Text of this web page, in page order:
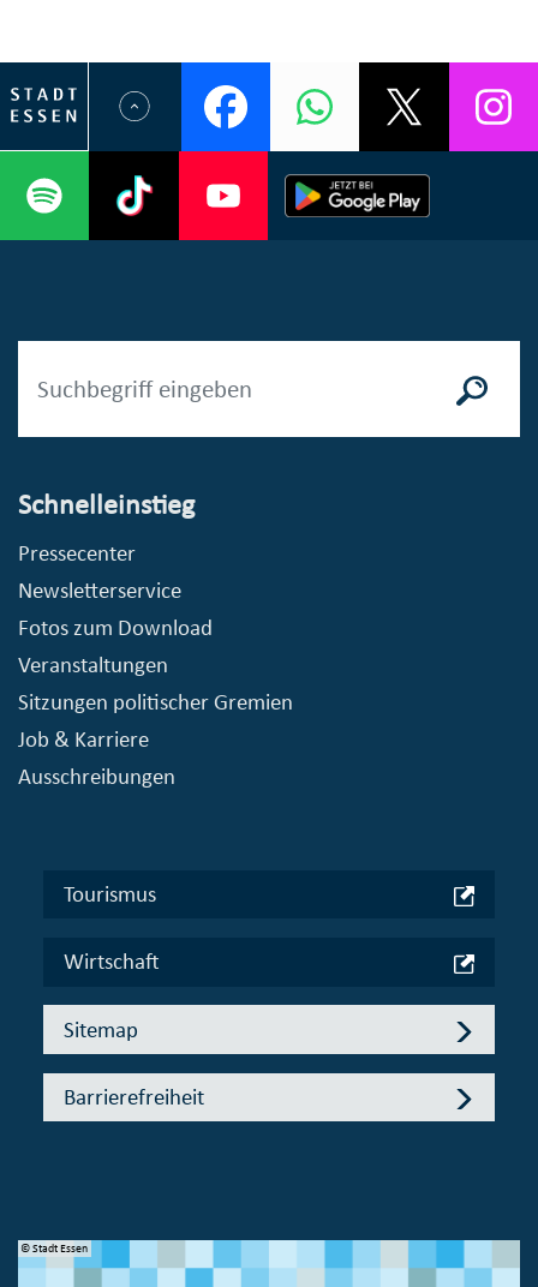
Schnelleinstieg
Pressecenter
Newsletterservice
Fotos zum Download
Veranstaltungen
Sitzungen politischer Gremien
Job & Karriere
Ausschreibungen
Tourismus
Wirtschaft
Sitemap
Barrierefreiheit
© Stadt Essen